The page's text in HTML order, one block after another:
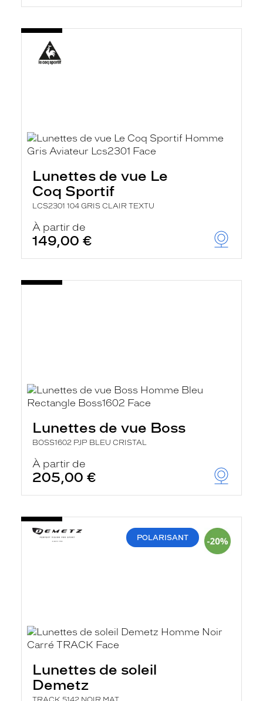
Lunettes de vue Le
Coq Sportif
LCS2301 104 GRIS CLAIR TEXTU
À partir de
149,00 €
Lunettes de vue Boss
BOSS1602 PJP BLEU CRISTAL
À partir de
205,00 €
POLARISANT
Lunettes de soleil
Demetz